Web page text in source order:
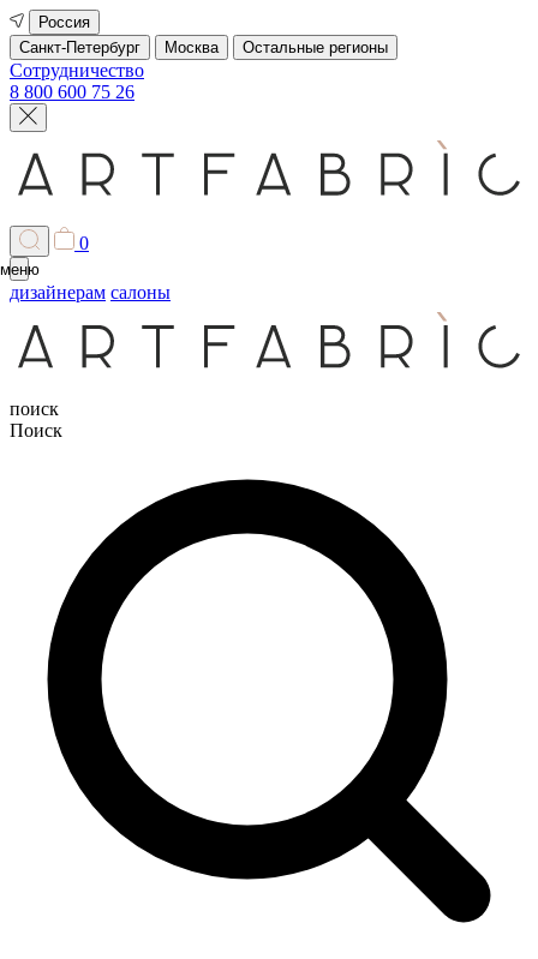
Россия
Санкт-Петербург
Москва Остальные регионы
Сотрудничество
8 800 600 75 26
0
меню
дизайнерам салоны
поиск
Поиск